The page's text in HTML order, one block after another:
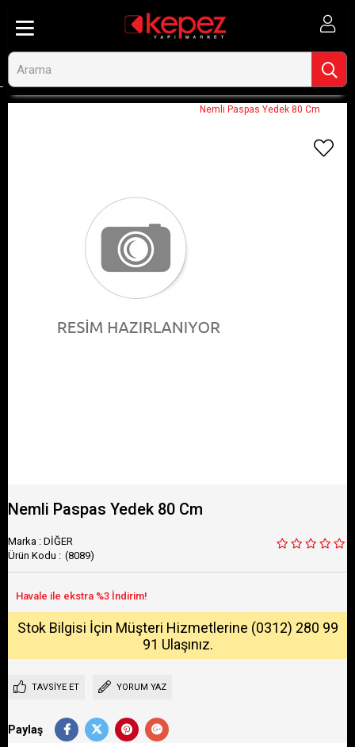
Nemli Paspas Yedek 80 Cm
Nemli Paspas Yedek 80 Cm
Marka : DİĞER
(8089)
Stok Bilgisi İçin Müşteri Hizmetlerine (0312) 280 99
91 Ulaşınız.
TAVSIYE ET YORUM YAZ
Paylaş